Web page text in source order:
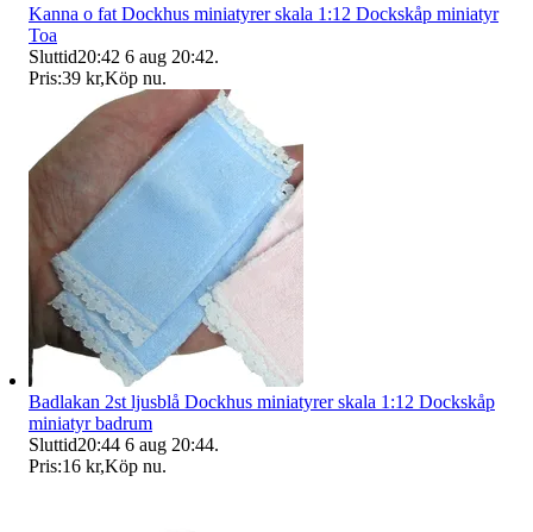
Kanna o fat Dockhus miniatyrer skala 1:12 Dockskåp miniatyr
Toa
Sluttid20:42 6 aug 20:42.
Pris:39 kr,Köp nu.
Badlakan 2st ljusblå Dockhus miniatyrer skala 1:12 Dockskåp
miniatyr badrum
Sluttid20:44 6 aug 20:44.
Pris:16 kr,Köp nu.